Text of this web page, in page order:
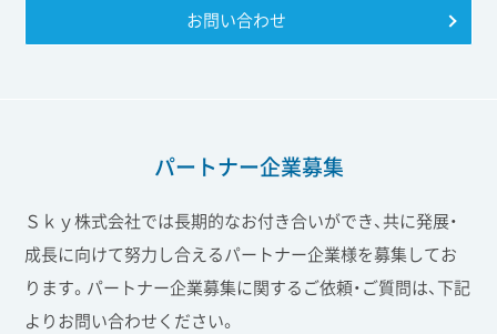
お問い合わせ
パートナー企業募集
Ｓｋｙ株式会社では長期的なお付き合いができ、共に発展・
成長に向けて努力し合えるパートナー企業様を募集してお
ります。パートナー企業募集に関するご依頼・ご質問は、下記
よりお問い合わせください。